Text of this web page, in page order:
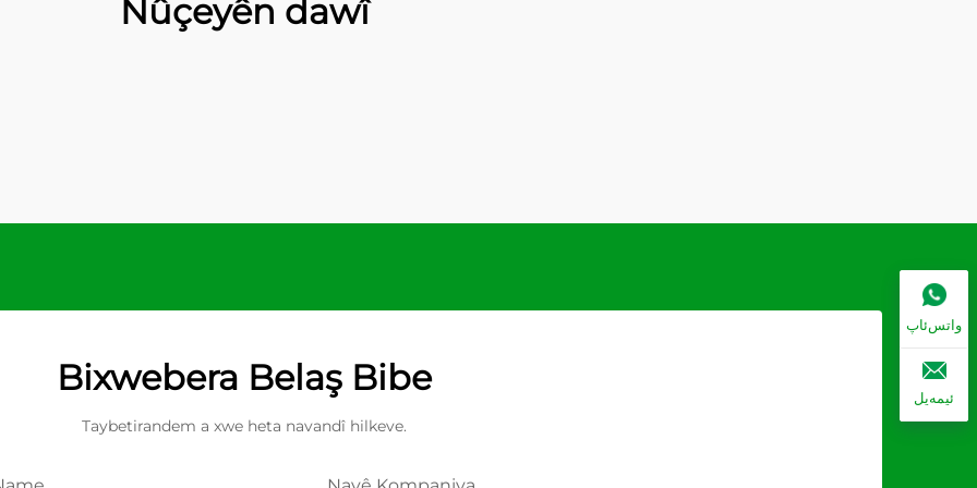
Nûçeyên dawî
Bixwebera Belaş Bibe
Taybetirandem a xwe heta navandî hilkeve.
واتس‌ئاپ
ئیمەیل